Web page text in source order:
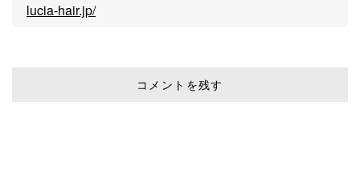
lucia-hair.jp/
コメントを残す